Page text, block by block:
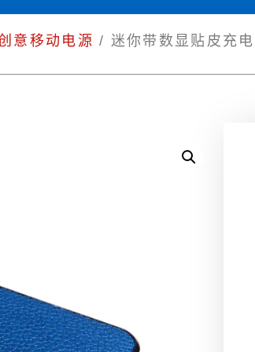
意移动电源 / 迷你带数显贴皮充